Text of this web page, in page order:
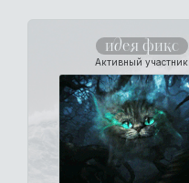
идея фикс
Активный участник